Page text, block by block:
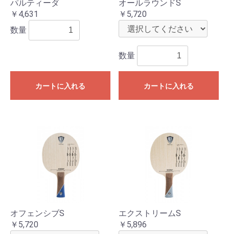
パルティーダ
￥4,631
数量
カートに入れる
オールラウンドS
￥5,720
数量
カートに入れる
オフェンシブS
￥5,720
エクストリームS
￥5,896